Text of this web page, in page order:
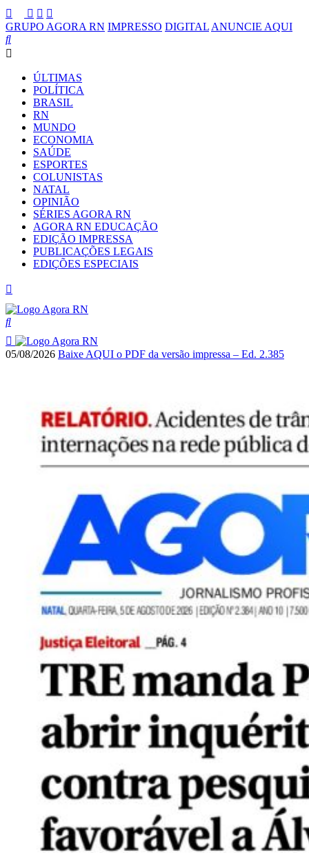
GRUPO AGORA RN IMPRESSO DIGITAL ANUNCIE AQUI
ÚLTIMAS
POLÍTICA
BRASIL
RN
MUNDO
ECONOMIA
SAÚDE
ESPORTES
COLUNISTAS
NATAL
OPINIÃO
SÉRIES AGORA RN
AGORA RN EDUCAÇÃO
EDIÇÃO IMPRESSA
PUBLICAÇÕES LEGAIS
EDIÇÕES ESPECIAIS
05/08/2026 Baixe AQUI o PDF da versão impressa – Ed. 2.385